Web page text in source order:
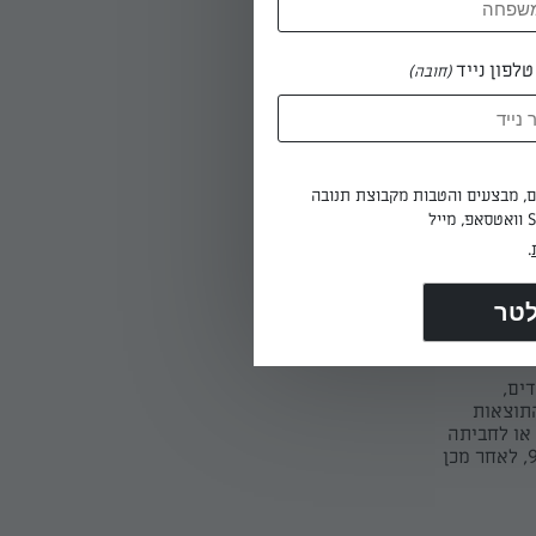
ותראו
לחתוך
עם
לחביתה
עם הגבינה הלבנה "עיניים" מזיתים ו"פה" מפרוסת פלפל אדום (זה עובד לפחות עד גיל 9, לאחר מכן
נייד(חובה)
מבצעים והטבות מקבוצת תנובה
.